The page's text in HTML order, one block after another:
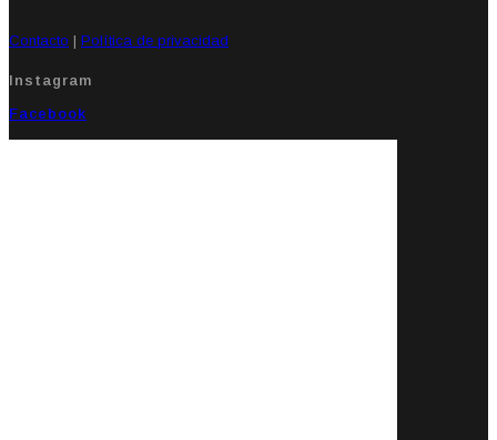
Contacto | Política de privacidad
Instagram
Facebook